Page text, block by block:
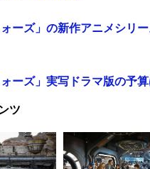
ォーズ」の新作アニメシリ
ォーズ」実写ドラマ版の予
ツ